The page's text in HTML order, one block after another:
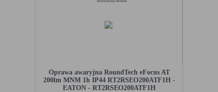
Oprawa awaryjna RoundTech eFocus AT
200lm MNM 1h IP44 RT2RSEO200ATF1H -
EATON - RT2RSEO200ATF1H